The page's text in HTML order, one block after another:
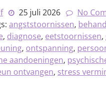
25 juli 2026 No
angststoornissen,
, diagnose, eetstoornissen,
, ontspanning,
aandoeningen,
ontvangen, stress